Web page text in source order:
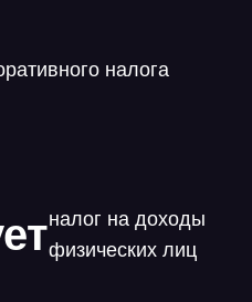
налога
налог на доходы
физических лиц